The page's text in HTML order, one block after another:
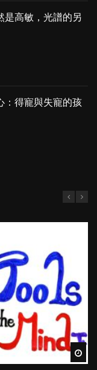
是高敏，光譜的另
：得寵與失寵的孩